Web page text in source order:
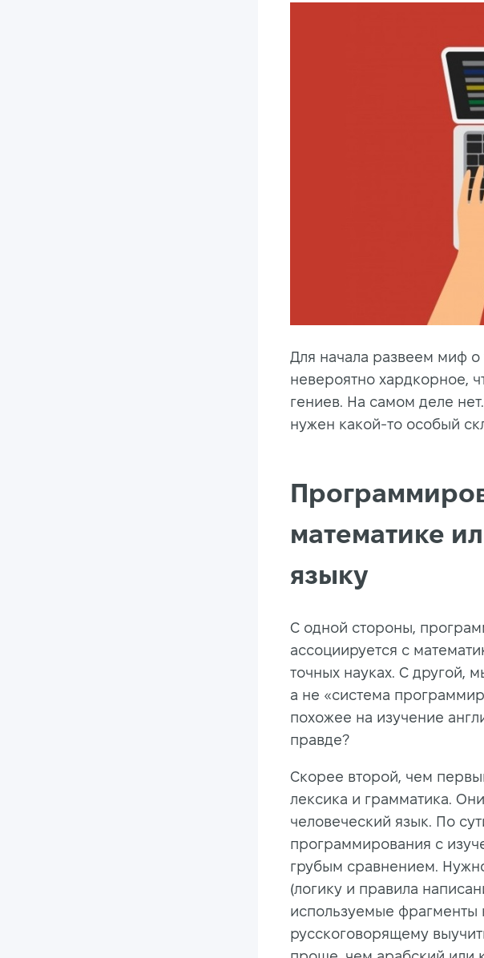
Для начала развеем миф
невероятно хардкорное,
гениев. На самом деле
нужен какой-то особый
математике
языку
С одной стороны,
ассоциируется с
точных науках. С другой,
а не «система
похожее на изучение
правде?
Скорее второй, чем
лексика и грамматика.
человеческий язык. По
программирования с
грубым сравнением.
(логику и правила
используемые фрагменты
русскоговорящему